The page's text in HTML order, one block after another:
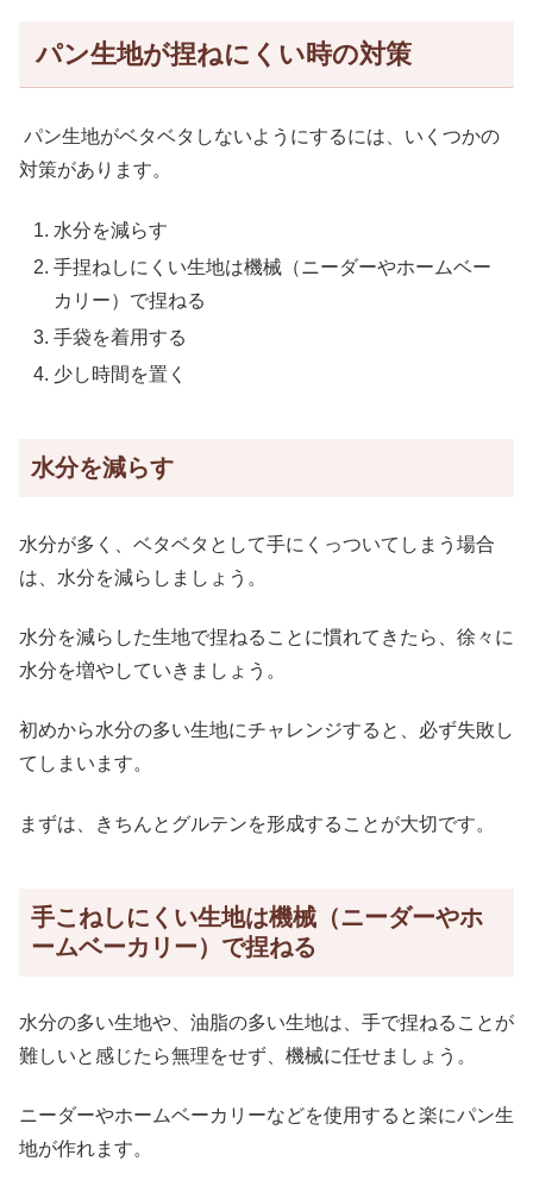
パン生地が捏ねにくい時の対策
パン生地がベタベタしないようにするには、いくつかの
対策があります。
水分を減らす
手捏ねしにくい生地は機械（ニーダーやホームベー
カリー）で捏ねる
手袋を着用する
少し時間を置く
水分を減らす
水分が多く、ベタベタとして手にくっついてしまう場合
は、水分を減らしましょう。
水分を減らした生地で捏ねることに慣れてきたら、徐々に
水分を増やしていきましょう。
初めから水分の多い生地にチャレンジすると、必ず失敗し
てしまいます。
まずは、きちんとグルテンを形成することが大切です。
手こねしにくい生地は機械（ニーダーやホ
ームベーカリー）で捏ねる
水分の多い生地や、油脂の多い生地は、手で捏ねることが
難しいと感じたら無理をせず、機械に任せましょう。
ニーダーやホームベーカリーなどを使用すると楽にパン生
地が作れます。